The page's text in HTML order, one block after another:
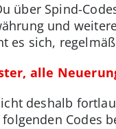
über Spind-
und
es sich,
alle
deshalb
Codes